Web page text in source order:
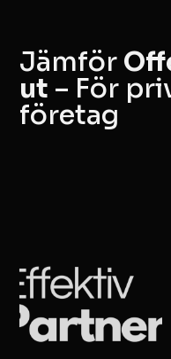
Jämför
ut – För
företag